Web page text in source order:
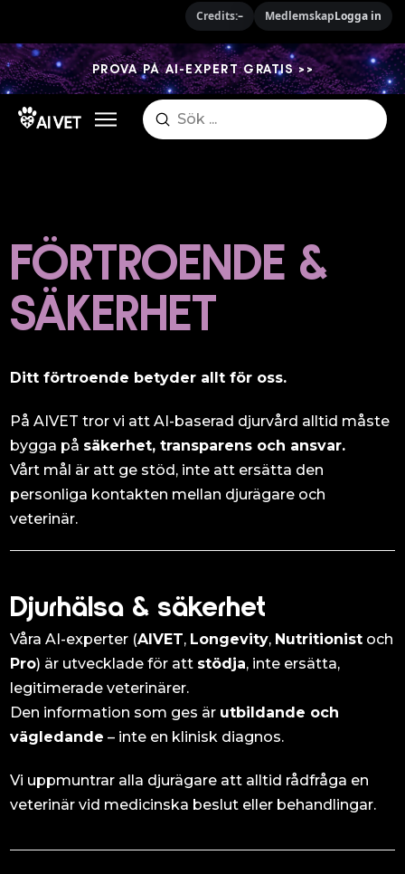
PROVA PÅ AI-EXPERT GRATIS >>
Search
Submit
FÖRTROENDE &
SÄKERHET
Ditt förtroende betyder allt för oss.
På AIVET tror vi att AI-baserad djurvård alltid måste
bygga på säkerhet, transparens och ansvar.
Vårt mål är att ge stöd, inte att ersätta den
personliga kontakten mellan djurägare och
veterinär.
Djurhälsa & säkerhet
Våra AI-experter (AIVET, Longevity, Nutritionist och
Pro) är utvecklade för att stödja, inte ersätta,
legitimerade veterinärer.
Den information som ges är utbildande och
vägledande – inte en klinisk diagnos.
Vi uppmuntrar alla djurägare att alltid rådfråga en
veterinär vid medicinska beslut eller behandlingar.
Credits:– MedlemskapLogga in